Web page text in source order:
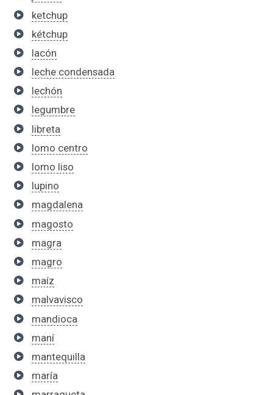
ketchup
kétchup
lacón
leche condensada
lechón
legumbre
libreta
lomo centro
lomo liso
lupino
magdalena
magosto
magra
magro
maíz
malvavisco
mandioca
maní
mantequilla
maría